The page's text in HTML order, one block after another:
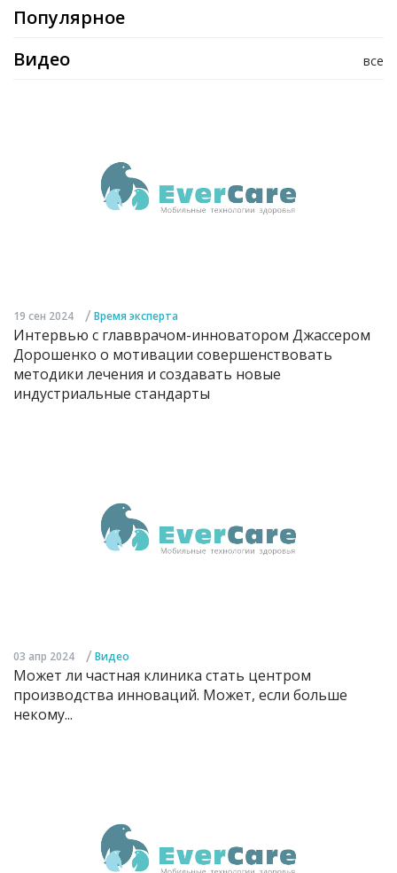
Популярное
все
Видео
19 сен 2024 / Время эксперта
Интервью с главврачом-инноватором Джассером
Дорошенко о мотивации совершенствовать
методики лечения и создавать новые
индустриальные стандарты
03 апр 2024 / Видео
Может ли частная клиника стать центром
производства инноваций. Может, если больше
некому...